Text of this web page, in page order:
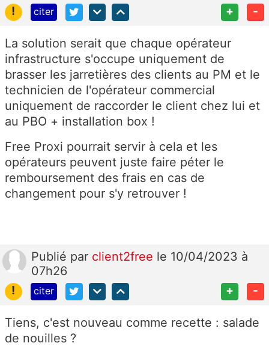
!
citer + -
La solution serait que chaque opérateur
infrastructure s'occupe uniquement de
brasser les jarretières des clients au PM et le
technicien de l'opérateur commercial
uniquement de raccorder le client chez lui et
au PBO + installation box !
Free Proxi pourrait servir à cela et les
opérateurs peuvent juste faire péter le
remboursement des frais en cas de
changement pour s'y retrouver !
Publié par client2free le 10/04/2023 à
07h26
!
citer + -
Tiens, c'est nouveau comme recette : salade
de nouilles ?